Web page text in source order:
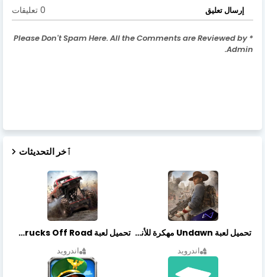
إرسال تعليق 0 تعليقات
* Please Don't Spam Here. All the Comments are Reviewed by
Admin.
ٱخر التحديثات
تحميل لعبة Undawn مهكرة للأندرويد أخر إصدار | تحميل مباشر + موارد غير محدودة
اندرويد
تحميل لعبة Trucks Off Road مهكرة اخر اصدار
اندرويد